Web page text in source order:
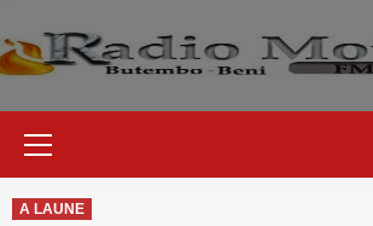
to
content
A LAUNE